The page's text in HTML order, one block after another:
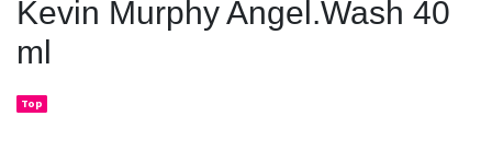
Kevin Murphy Angel.Wash 40
ml
Top